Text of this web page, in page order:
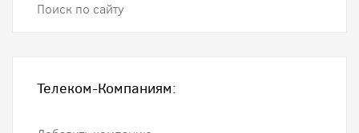
Поиск по сайту
Телеком-Компаниям: